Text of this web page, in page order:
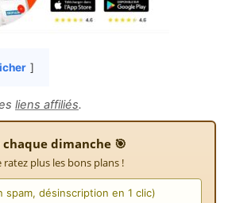
liens affiliés.
chaque dimanche 🎯
plus les bons plans !